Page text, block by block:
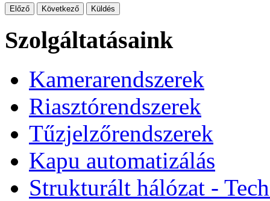
Előző Következő Küldés
Szolgáltatásaink
Kamerarendszerek
Riasztórendszerek
Tűzjelzőrendszerek
Kapu automatizálás
Strukturált hálózat -